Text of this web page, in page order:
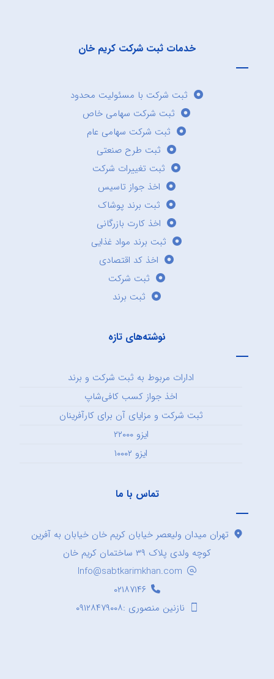
خدمات ثبت شرکت کریم خان
ثبت شرکت با مسئولیت محدود
ثبت شرکت سهامی خاص
ثبت شرکت سهامی عام
ثبت طرح صنعتی
ثبت تغییرات شرکت
اخذ جواز تاسیس
ثبت برند پوشاک
اخذ کارت بازرگانی
ثبت برند مواد غذایی
اخذ کد اقتصادی
ثبت شرکت
ثبت برند
نوشته‌های تازه
ادارات مربوط به ثبت شرکت و برند
اخذ جواز کسب کافی‌شاپ
ثبت شرکت و مزایای آن برای کارآفرینان
ایزو ۲۲۰۰۰
ایزو ۱۰۰۰۲
تماس با ما
تهران میدان ولیعصر خیابان کریم خان خیابان به آفرین
کوچه ولدی پلاک ۳۹ ساختمان کریم خان
Info@sabtkarimkhan.com
۰۲۱۸۷۱۴۶
نازنین منصوری :۰۹۱۲۸۴۷۹۰۰۸